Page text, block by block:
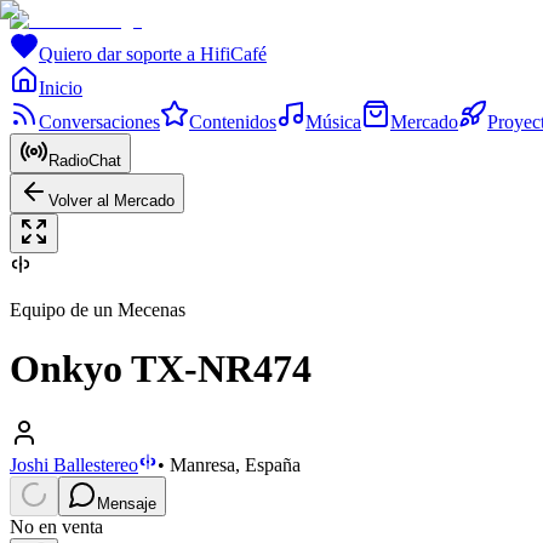
Quiero dar soporte a HifiCafé
Inicio
Conversaciones
Contenidos Música Mercado
RadioChat
Volver al Mercado
Equipo de un Mecenas
Onkyo TX-NR474
Joshi Ballestereo • Manresa, España
Mensaje
No en venta